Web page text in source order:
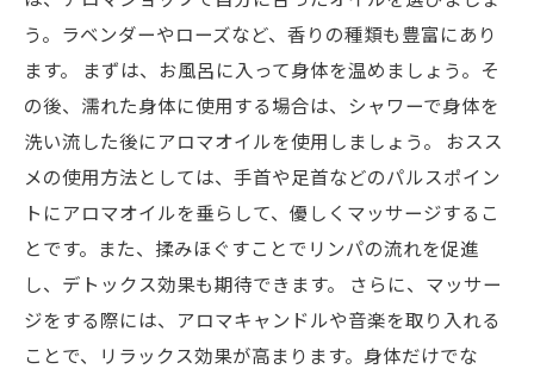
う。ラベンダーやローズなど、香りの種類も豊富にあり
ます。 まずは、お風呂に入って身体を温めましょう。そ
の後、濡れた身体に使用する場合は、シャワーで身体を
洗い流した後にアロマオイルを使用しましょう。 おスス
メの使用方法としては、手首や足首などのパルスポイン
トにアロマオイルを垂らして、優しくマッサージするこ
とです。また、揉みほぐすことでリンパの流れを促進
し、デトックス効果も期待できます。 さらに、マッサー
ジをする際には、アロマキャンドルや音楽を取り入れる
ことで、リラックス効果が高まります。身体だけでな